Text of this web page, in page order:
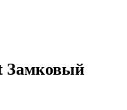
Замковый